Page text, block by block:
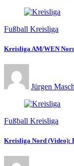
Fußball Kreisliga
Kreisliga AM/WEN
Jürgen
Fußball Kreisliga
Kreisliga Nord (Video):